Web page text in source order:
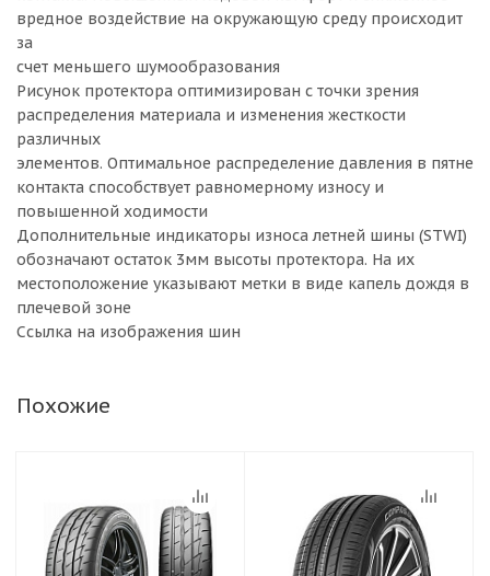
вредное воздействие на окружающую среду происходит
за
счет меньшего шумообразования
Рисунок протектора оптимизирован с точки зрения
распределения материала и изменения жесткости
различных
элементов. Оптимальное распределение давления в пятне
контакта способствует равномерному износу и
повышенной ходимости
Дополнительные индикаторы износа летней шины (STWI)
обозначают остаток 3мм высоты протектора. На их
местоположение указывают метки в виде капель дождя в
плечевой зоне
Ссылка на изображения шин
Похожие